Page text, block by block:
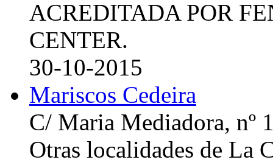
ACREDITADA POR
CENTER.
30-10-2015
Mariscos Cedeira
C/ Maria Mediadora, nº
Otras localidades de La